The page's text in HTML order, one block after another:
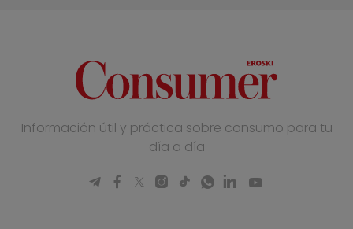
Información útil y práctica sobre consumo para tu
día a día